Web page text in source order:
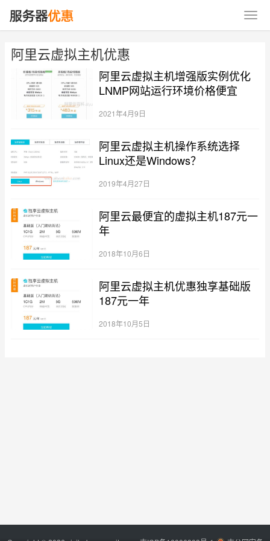
阿里云虚拟主机优惠
阿里云虚拟主机增强版实例优化
LNMP网站运行环境价格便宜
2021年4月9日
阿里云虚拟主机操作系统选择
Linux还是Windows？
2019年4月27日
阿里云最便宜的虚拟主机187元一
年
2018年10月6日
阿里云虚拟主机优惠独享基础版
187元一年
2018年10月5日